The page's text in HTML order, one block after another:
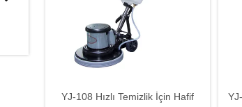
YJ-108 Hızlı Temizlik İçin Hafif